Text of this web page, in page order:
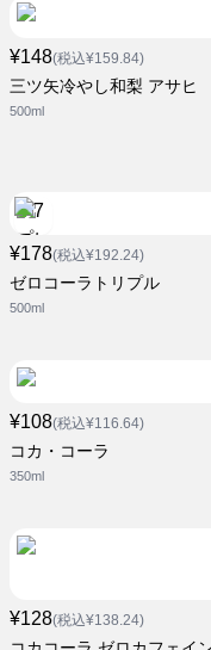
¥148(税込¥159.84)
三ツ矢冷やし和梨 アサヒ
500ml
¥178(税込¥192.24)
ゼロコーラトリプル
500ml
¥108(税込¥116.64)
コカ・コーラ
350ml
¥128(税込¥138.24)